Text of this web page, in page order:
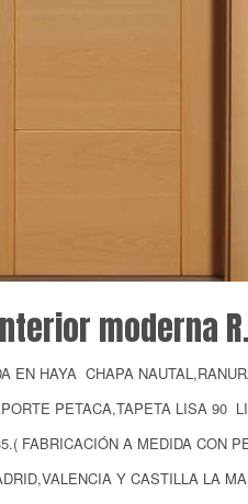
moderna
EN HAYA CHAPA
PETACA,TAPETA LISA 90
FABRICACIÓN A MEDIDA CON
Y CASTILLA LA